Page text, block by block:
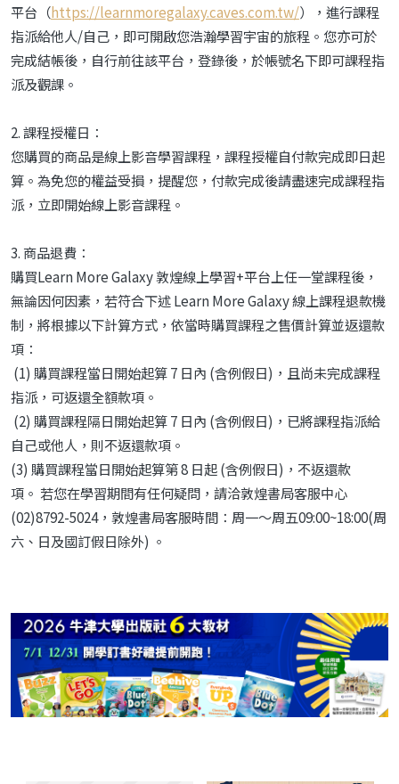
平台（https://learnmoregalaxy.caves.com.tw/），進行課程
指派給他人/自己，即可開啟您浩瀚學習宇宙的旅程。您亦可於
完成結帳後，自行前往該平台，登錄後，於帳號名下即可課程指
派及觀課。
2. 課程授權日：
您購買的商品是線上影音學習課程，課程授權自付款完成即日起
算。為免您的權益受損，提醒您，付款完成後請盡速完成課程指
派，立即開始線上影音課程。
3. 商品退費：
購買Learn More Galaxy 敦煌線上學習+平台上任一堂課程後，
無論因何因素，若符合下述 Learn More Galaxy 線上課程退款機
制，將根據以下計算方式，依當時購買課程之售價計算並返還款
項：
(1) 購買課程當日開始起算 7 日內 (含例假日)，且尚未完成課程
指派，可返還全額款項。
(2) 購買課程隔日開始起算 7 日內 (含例假日)，已將課程指派給
自己或他人，則不返還款項。
(3) 購買課程當日開始起算第 8 日起 (含例假日)，不返還款
項。 若您在學習期間有任何疑問，請洽敦煌書局客服中心
(02)8792-5024，敦煌書局客服時間：周一～周五09:00~18:00(周
六、日及國訂假日除外) 。